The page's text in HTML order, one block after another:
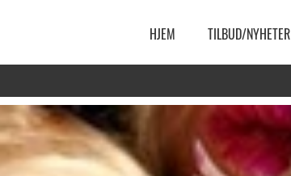
HJEM TILBUD/NYHETER